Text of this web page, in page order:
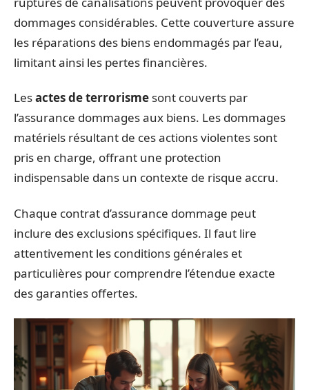
dommages considérables. Cette couverture assure
les réparations des biens endommagés par l’eau,
limitant ainsi les pertes financières.
Lesactes de terrorisme sont couverts par
l’assurance dommages aux biens. Les dommages
matériels résultant de ces actions violentes sont
pris en charge, offrant une protection
indispensable dans un contexte de risque accru.
Chaque contrat d’assurance dommage peut
inclure des exclusions spécifiques. Il faut lire
attentivement les conditions générales et
particulières pour comprendre l’étendue exacte
des garanties offertes.